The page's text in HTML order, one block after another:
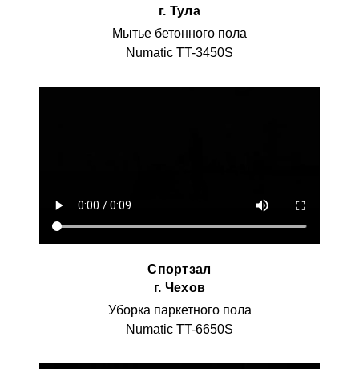
г. Тула
Мытье бетонного пола
Numatic TT-3450S
Спортзал
г. Чехов
Уборка паркетного пола
Numatic TT-6650S